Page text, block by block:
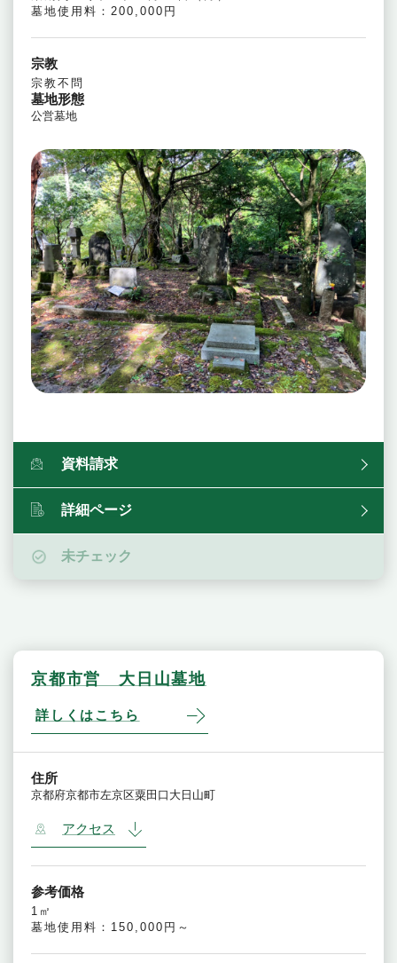
墓地使用料：200,000円
宗教
宗教不問
墓地形態
公営墓地
資料請求
詳細ページ
未チェック
京都市営 大日山墓地
詳しくはこちら
住所
京都府京都市左京区粟田口大日山町
アクセス
参考価格
1㎡
墓地使用料：150,000円～